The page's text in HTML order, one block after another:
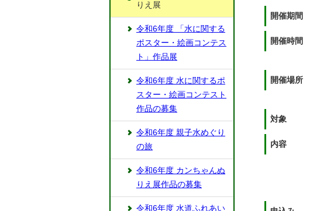
開催期間
開催時間
開催場所
対象
内容
りえ展
令和6年度 「水に関する
ポスター・絵画コンテス
ト」作品展
令和6年度 水に関するポ
スター・絵画コンテスト
作品の募集
令和6年度 親子水めぐり
の旅
令和6年度 カンちゃんぬ
りえ展作品の募集
令和6年度 水道ふれあい